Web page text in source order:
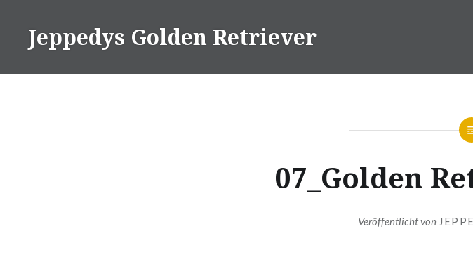
InhaltJeppedys Golden Retriever
07_Golden
Veröffentlicht von